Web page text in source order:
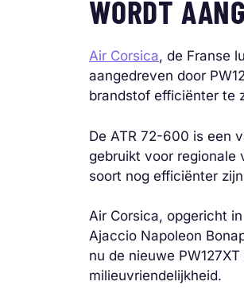
WORDT
Air Corsica, de Franse
aangedreven door
brandstof efficiënter te
De ATR 72-600 is een
gebruikt voor regionale
soort nog efficiënter
Air Corsica, opgericht
Ajaccio Napoleon
nu de nieuwe
milieuvriendelijkheid.